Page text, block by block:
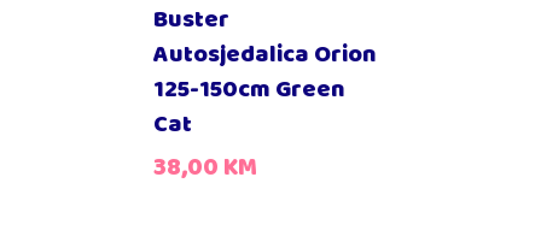
Buster
Autosjedalica Orion
125-150cm Green
Cat
38,00KM